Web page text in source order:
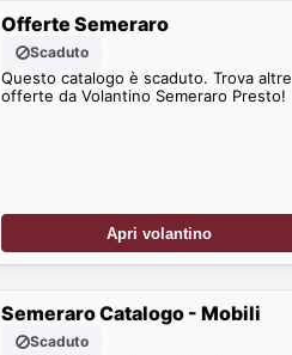
Offerte Semeraro
Scaduto
Questo catalogo è scaduto. Trova altre
offerte da Volantino Semeraro Presto!
Apri volantino
Semeraro Catalogo - Mobili
Scaduto